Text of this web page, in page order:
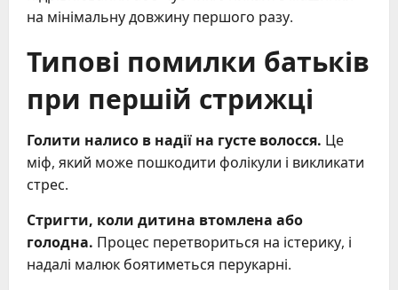
на мінімальну довжину першого разу.
Типові помилки батьків
при першій стрижці
Голити налисо в надії на густе волосся. Це
міф, який може пошкодити фолікули і викликати
стрес.
Стригти, коли дитина втомлена або
голодна. Процес перетвориться на істерику, і
надалі малюк боятиметься перукарні.